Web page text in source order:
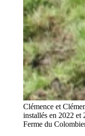
Clémence et
installés en 2022 et
Ferme du